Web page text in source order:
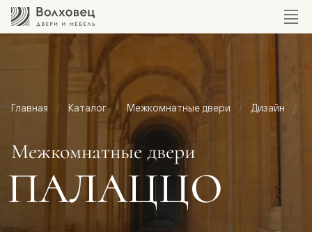
Главная Каталог Межкомнатные двери Дизайн
Межкомнатные двери
ПАЛАЦЦО